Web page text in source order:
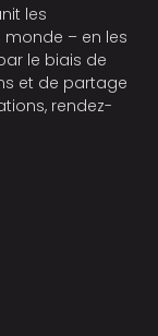
les
– en les
le biais de
et de partage
rendez-